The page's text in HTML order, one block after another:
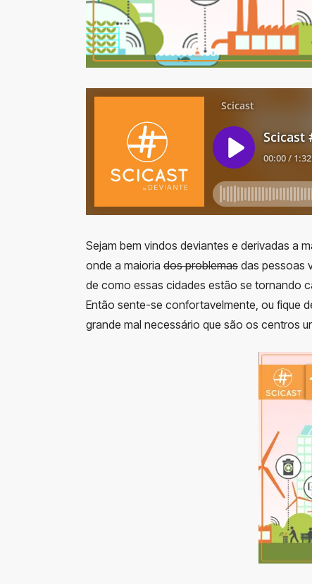
Sejam bem vindos deviantes e derivadas a
onde a maioria dos problemas das pessoas
de como essas cidades estão se tornando
Então sente-se confortavelmente, ou fique
grande mal necessário que são os centros